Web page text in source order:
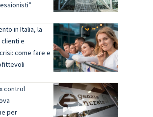
in Italia, la
e
come fare e
control
per